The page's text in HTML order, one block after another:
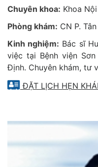
Chuyên khoa: Khoa
Phòng khám: CN P.
Kinh nghiệm: Bác sĩ
việc tại Bệnh viện
Định. Chuyên khám, tư
ĐẶT LỊCH HẸN